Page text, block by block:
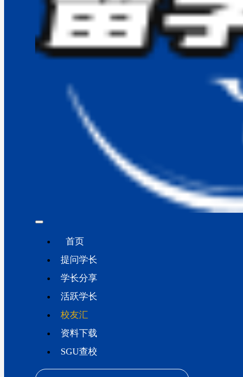
首页
提问学长
学长分享
活跃学长
校友汇
资料下载
SGU查校